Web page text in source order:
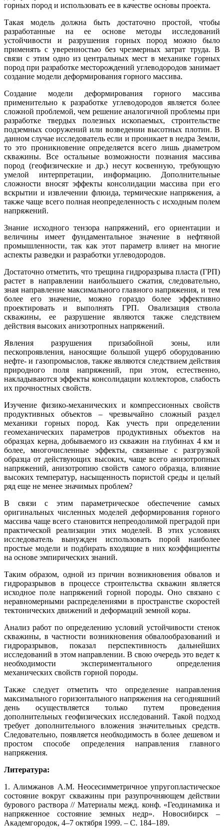
горных пород и использовать ее в качестве основы проекта.
Такая модель должна быть достаточно простой, чтобы
разработанные на ее основе методы исследований
устойчивости и разрушения горных пород можно было
применять с уверенностью без чрезмерных затрат труда. В
связи с этим одно из центральных мест в механике горных
пород при разработке месторождений углеводородов занимает
создание модели деформирования горного массива.
Создание модели деформирования горного массива
применительно к разработке углеводородов является более
сложной проблемой, чем решение аналогичной проблемы при
разработке твердых полезных ископаемых, строительстве
подземных сооружений или возведении высотных плотин. В
данном случае исследователь если и проникает в недра Земли,
то это проникновение определяется всего лишь диаметром
скважины. Все остальные возможности познания массива
пород (геофизические и др.) несут косвенную, требующую
умелой интерпретации, информацию. Дополнительные
сложности вносят эффекты консолидации массива при его
вскрытии и извлечении флюида, термические напряжения, а
также чаще всего полная неопределенность с исходным полем
напряжений.
Знание исходного тензора напряжений, его ориентации и
величины имеет фундаментальное значение в нефтяной
промышленности, так как этот параметр влияет на многие
аспекты разведки и разработки углеводородов.
Достаточно отметить, что трещина гидроразрыва пласта (ГРП)
растет в направлении наибольшего сжатия, следовательно,
зная направление максимального главного напряжения, и тем
более его значение, можно гораздо более эффективно
проектировать и выполнять ГРП. Овализация ствола
скважины, ее разрушение являются также следствием
действия высоких анизотропных напряжений.
Явления разрушения призабойной зоны, или
пескопроявления, наносящие большой ущерб оборудованию
нефте- и газопромыслов, также являются следствием действия
природного поля напряжений, при этом, естественно,
накладываются эффекты консолидации коллекторов, слабость
их прочностных свойств.
Изучение физико-механических и компрессионных свойств
продуктивных объектов – чрезвычайно сложный раздел
механики горных пород. Как учесть при определении
геомеханических параметров продуктивных объектов на
образцах керна, добываемого из скважин на глубинах 4 км и
более, многочисленные эффекты, связанные с разгрузкой
образца от действующих высоких, чаще всего анизотропных
напряжений, анизотропию свойств самого образца, влияние
высоких температур, насыщенность пористой среды и целый
ряд еще не менее значимых проблем?
В связи с этим параметрическое обеспечение самых
оригинальных численных моделей деформирования горного
массива чаще всего становится непреодолимой преградой при
практической реализации этих моделей. В этих условиях
исследователь вынужден использовать порой наиболее
простые модели и подбирать входящие в них коэффициенты
на основе эмпирических знаний.
Таким образом, одной из причин возникновения обвалов и
гидроразрывов в процессе строительства скважин является
исходное поле напряжений горной породы. Оно связано с
неравномерными распределениями в пространстве скоростей
тектонических движений и деформаций земной коры.
Анализ работ по определению условий устойчивости стенок
скважины, в частности возникновения обвалообразований и
гидроразрывов, показал перспективность дальнейших
исследований в этом направлении. В свою очередь это ведет к
необходимости экспериментального определения
механических свойств горной породы.
Также следует отметить что определение направления
максимального горизонтального напряжения на сегодняшний
день осуществляется только путем проведения
дополнительных геофизических исследований. Такой подход
требует дополнительного вложения значительных средств.
Следовательно, появляется необходимость в более дешевом и
простом способе определения направления главного
напряжения.
Литература:
1. Алимжанов А.М. Неосесимметричное упругопластическое
состояние вокруг скважины при разупрочняющем действии
бурового раствора // Материалы межд. конф. «Геодинамика и
напряженное состояние земных недр». Новосибирск –
Академгородок, 4–7 октября 1999. – С. 184–189.